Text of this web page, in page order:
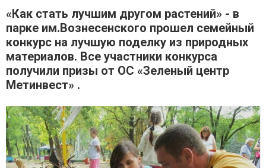
«Как стать лучшим другом растений» - в
парке им.Вознесенского прошел семейный
конкурс на лучшую поделку из природных
материалов. Все участники конкурса
получили призы от ОС «Зеленый центр
Метинвест» .